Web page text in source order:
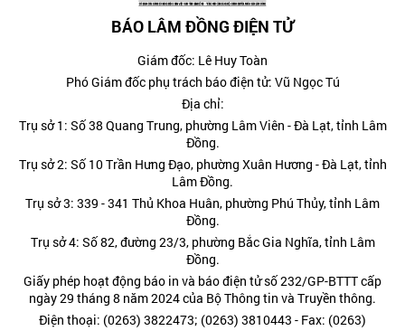
BÁO LÂM ĐỒNG ĐIỆN TỬ
Giám đốc: Lê Huy Toàn
Phó Giám đốc phụ trách báo điện tử: Vũ Ngọc Tú
Địa chỉ:
Trụ sở 1: Số 38 Quang Trung, phường Lâm Viên - Đà Lạt, tỉnh Lâm
Đồng.
Trụ sở 2: Số 10 Trần Hưng Đạo, phường Xuân Hương - Đà Lạt, tỉnh
Lâm Đồng.
Trụ sở 3: 339 - 341 Thủ Khoa Huân, phường Phú Thủy, tỉnh Lâm
Đồng.
Trụ sở 4: Số 82, đường 23/3, phường Bắc Gia Nghĩa, tỉnh Lâm
Đồng.
Giấy phép hoạt động báo in và báo điện tử số 232/GP-BTTT cấp
ngày 29 tháng 8 năm 2024 của Bộ Thông tin và Truyền thông.
Điện thoại: (0263) 3822473; (0263) 3810443 - Fax: (0263)